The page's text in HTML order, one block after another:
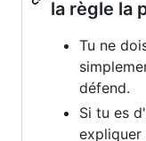
la règle la
Tu ne
défend.
Si tu es
expliquer